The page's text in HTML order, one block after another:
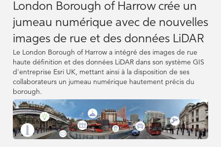
Ressources
les ressources
Études De Cas
Street Smart
L'entreprise
Consultez les
Contact
US
NL
DE
FR
Afficher tous les
secteurs
Construction Et
Cas D'usage
Afficher tous les
cas d'utilisation
Produits &
Technologies
Voir tous nos
produits et
technologies
London Borough of Harrow crée un
jumeau numérique avec de nouvelles
images de rue et des données LiDAR
Le London Borough of Harrow a intégré des images de rue
haute définition et des données LiDAR dans son système GIS
d'entreprise Esri UK, mettant ainsi à la disposition de ses
collaborateurs un jumeau numérique hautement précis du
borough.
Ressources
Afficher toutes
Street Smart
FR
EU
US
NL
Secteurs
Afficher tous les
secteurs
Cas D'usage
Afficher tous les
cas d'utilisation
Produits &
Technologies
Voir tous nos
produits et
technologies
Ressources
Afficher toutes
Street Smart
FR
EU
US
NL
Secteurs
Afficher tous les
secteurs
Cas D'usage
Afficher tous les
cas d'utilisation
Produits &
Technologies
Voir tous nos
produits et
technologies